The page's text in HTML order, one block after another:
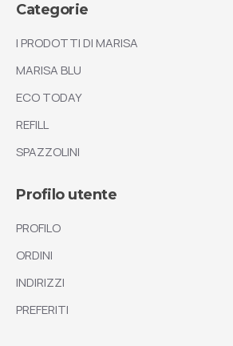
Categorie
I PRODOTTI DI MARISA
MARISA BLU
ECO TODAY
REFILL
SPAZZOLINI
Profilo utente
PROFILO
ORDINI
INDIRIZZI
PREFERITI